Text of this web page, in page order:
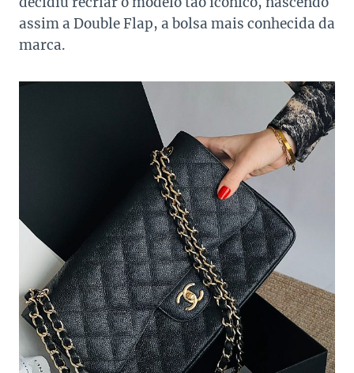
assim a Double Flap, a bolsa mais conhecida da
marca.